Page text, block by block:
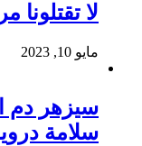
لا
مايو 10, 2023
سيزهر دم
سلامة